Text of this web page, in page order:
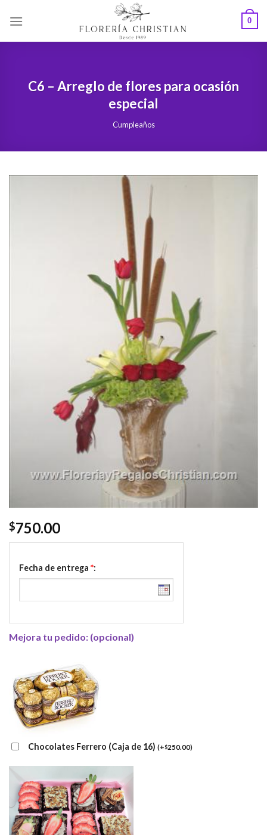
0
C6 – Arreglo de flores para ocasión
especial
Cumpleaños
$750.00
Fecha de entrega *:
Mejora tu pedido: (opcional)
Chocolates Ferrero (Caja de 16) (+$250.00)